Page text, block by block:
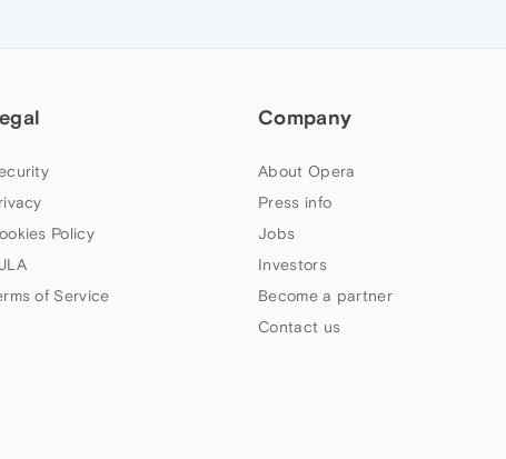
Policy
of Service
Company
About Opera
Press info
Jobs
Investors
Become a partner
Contact us